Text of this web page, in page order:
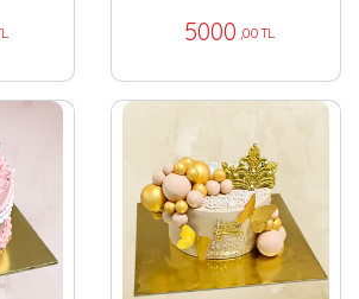
5000 ,00 TL